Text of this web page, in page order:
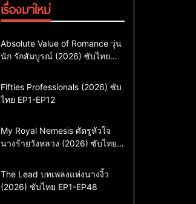
เรื่องมาใหม่
Comedy Drama
ซีรี่ย์เกาหลี
ซีรี่ย์เกาหลีซับไทย
Absolute Value of Romance วุ่น
นัก รักสัมบูรณ์ (2026) ซับไทย
Action & Adventure
Comedy
Drama
ซีรี่ย์เกาหลี
Fifties Professionals (2026) ซับ
ไทย EP1-EP12
Comedy
Drama
Sci-Fi & Fantasy
ซีรี่ย์เกาหลี
My Royal Nemesis ศัตรูหัวใจ
นางร้ายวังหลวง (2026) ซับไทย
Drama
ซีรี่ย์จีน
ซีรี่ย์จีนซับไทย
The Lead บทเพลงแห่งนางงิ้ว
(2026) ซับไทย EP1-EP48